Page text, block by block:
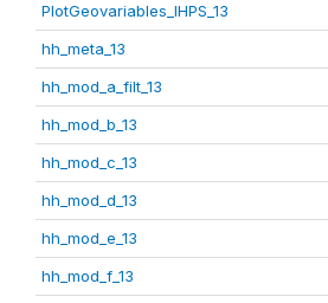
PlotGeovariables_IHPS_13
hh_meta_13
hh_mod_a_filt_13
hh_mod_b_13
hh_mod_c_13
hh_mod_d_13
hh_mod_e_13
hh_mod_f_13